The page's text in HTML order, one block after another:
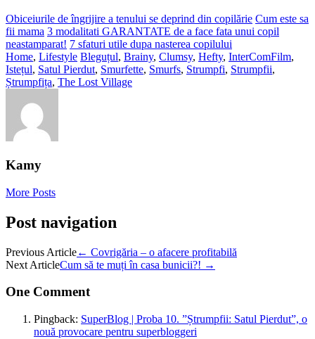
Obiceiurile de îngrijire a tenului se deprind din copilărie Cum este sa
fii mama 3 modalitati GARANTATE de a face fata unui copil
neastamparat! 7 sfaturi utile dupa nasterea copilului
Home, Lifestyle Bleguțul, Brainy, Clumsy, Hefty, InterComFilm,
Istețul, Satul Pierdut, Smurfette, Smurfs, Strumpfi, Strumpfii,
Ștrumpfița, The Lost Village
Kamy
More Posts
Post navigation
Previous Article← Covrigăria – o afacere profitabilă
Next ArticleCum să te muți în casa bunicii?! →
One Comment
Pingback: SuperBlog | Proba 10. ”Ștrumpfii: Satul Pierdut”, o
nouă provocare pentru superbloggeri